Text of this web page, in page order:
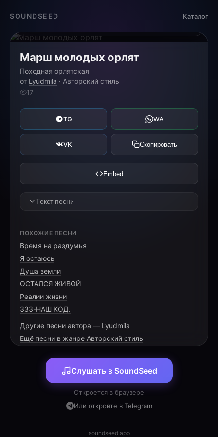
SOUNDSEED Каталог
Марш молодых орлят
Походная орлятская
от Lyudmila · Авторский стиль
17
TG WA
VK Скопировать
Embed
Текст песни
Рюкзак за плечом, рассвет впереди
Дорога зовёт — ты смелее иди
Кроссовки в пыли, но воля крепка
[PRE-CHORUS]
Дыхание ровное, крепкий загар
Поход — это воли и силы дар
ПОХОЖИЕ ПЕСНИ
Время на раздумья
Я остаюсь
Душа земли
ОСТАЛСЯ ЖИВОЙ
Реалии жизни
333-НАШ КОД.
Другие песни автора — Lyudmila
Ещё песни в жанре Авторский стиль
Слушать в SoundSeed
Откроется в браузере
Или откройте в Telegram
soundseed.app